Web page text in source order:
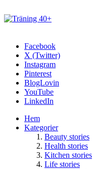
Facebook
X (Twitter)
Instagram
Pinterest
BlogLovin
YouTube
LinkedIn
Hem
Kategorier
Beauty stories
Health stories
Kitchen stories
Life stories